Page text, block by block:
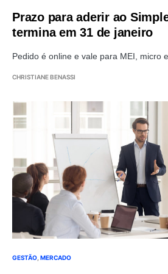
Prazo para aderir ao
termina em 31 de janeiro
Pedido é online e vale para MEI, micro
CHRISTIANE BENASSI
GESTÃO MERCADO